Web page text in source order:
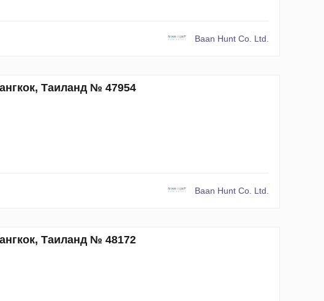
Baan Hunt Co. Ltd.
Таиланд № 47954
Baan Hunt Co. Ltd.
Таиланд № 48172